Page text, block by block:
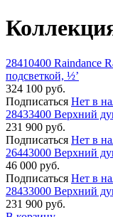
28410400 Raindance
подсветкой, ½’
324 100 руб.
Подписаться Нет в
28433400 Верхний
231 900 руб.
Подписаться Нет в
26443000 Верхний
46 000 руб.
Подписаться Нет в
28433000 Верхний
231 900 руб.